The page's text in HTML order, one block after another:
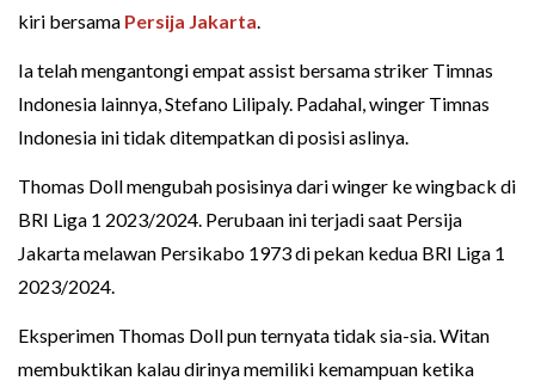
kiri bersama Persija Jakarta.
Ia telah mengantongi empat assist bersama striker Timnas
Indonesia lainnya, Stefano Lilipaly. Padahal, winger Timnas
Indonesia ini tidak ditempatkan di posisi aslinya.
Thomas Doll mengubah posisinya dari winger ke wingback di
BRI Liga 1 2023/2024. Perubaan ini terjadi saat Persija
Jakarta melawan Persikabo 1973 di pekan kedua BRI Liga 1
2023/2024.
Eksperimen Thomas Doll pun ternyata tidak sia-sia. Witan
membuktikan kalau dirinya memiliki kemampuan ketika